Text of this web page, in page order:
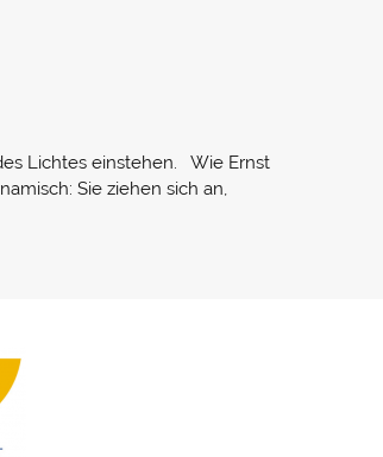
Lichtes einstehen. Wie Ernst
Sie ziehen sich an,